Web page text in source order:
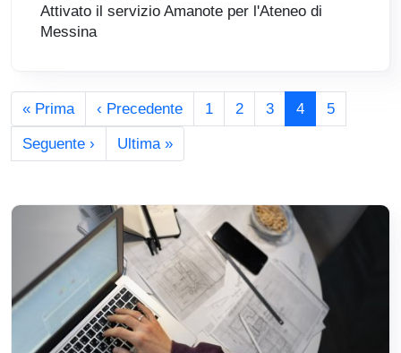
Attivato il servizio Amanote per l'Ateneo di
Messina
Paginazione
« PrimaPrima pagina
‹ PrecedentePagina precedente
1 2 3 4
5
Seguente › Pagina successiva
Ultima »Ultima pagina